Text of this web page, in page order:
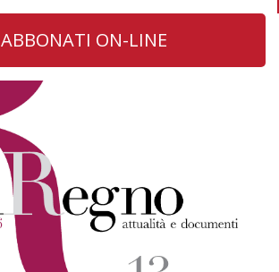
ABBONATI ON-LINE